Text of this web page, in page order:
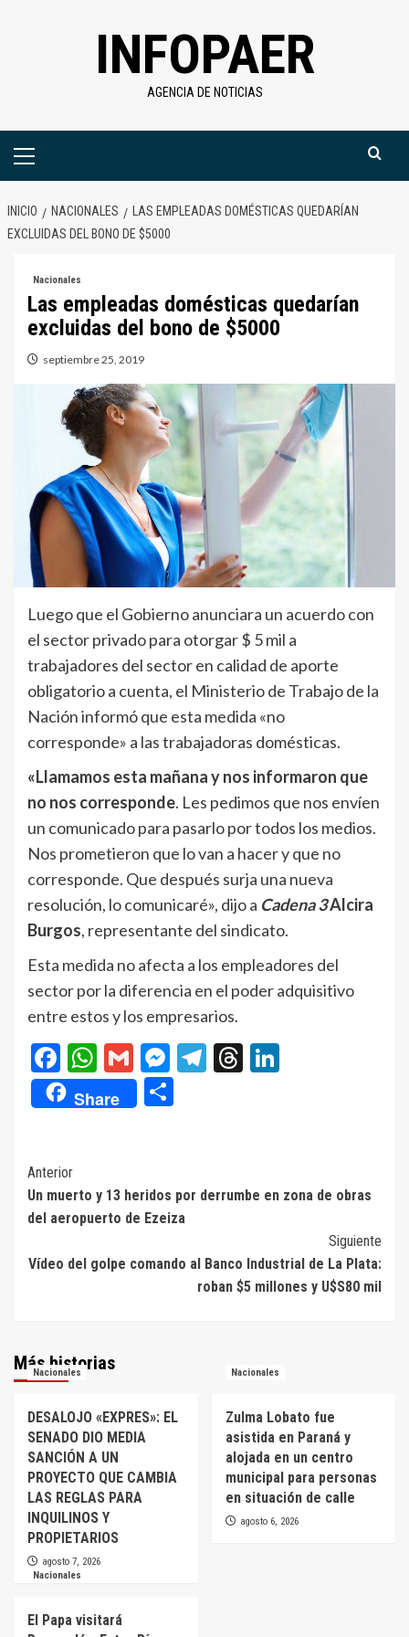
INFOPAER
AGENCIA DE NOTICIAS
Menú
INICIO NACIONALES
LAS EMPLEADAS DOMÉSTICAS QUEDARÍAN
EXCLUIDAS DEL BONO DE $5000
Nacionales
Las empleadas domésticas quedarían
excluidas del bono de $5000
septiembre 25, 2019
Luego que el Gobierno anunciara un acuerdo con
el sector privado para otorgar $ 5 mil a
trabajadores del sector en calidad de aporte
obligatorio a cuenta, el Ministerio de Trabajo de la
Nación informó que esta medida «no
corresponde» a las trabajadoras domésticas.
«Llamamos esta mañana y nos informaron que
no nos corresponde. Les pedimos que nos envíen
un comunicado para pasarlo por todos los medios.
Nos prometieron que lo van a hacer y que no
corresponde. Que después surja una nueva
resolución, lo comunicaré», dijo a Cadena 3Alcira
Burgos, representante del sindicato.
Esta medida no afecta a los empleadores del
sector por la diferencia en el poder adquisitivo
entre estos y los empresarios.
Facebook
WhatsApp
GmailMessenger
Telegram
Threads
Share
Navegación
de
entradas
Anterior
Un muerto y 13 heridos por derrumbe en zona de obras
del aeropuerto de Ezeiza
Siguiente
Vídeo del golpe comando al Banco Industrial de La Plata:
roban $5 millones y U$S80 mil
Más historias
Nacionales
DESALOJO «EXPRES»: EL
SENADO DIO MEDIA
SANCIÓN A UN
PROYECTO QUE CAMBIA
LAS REGLAS PARA
INQUILINOS Y
PROPIETARIOS
agosto 7, 2026
Nacionales
Zulma Lobato fue
asistida en Paraná y
alojada en un centro
municipal para personas
en situación de calle
agosto 6, 2026
Nacionales
El Papa visitará